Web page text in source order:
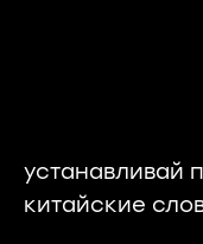
устанавливай
китайские